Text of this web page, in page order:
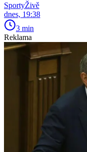
SportyŽivě
dnes, 19:38
3 min
Reklama